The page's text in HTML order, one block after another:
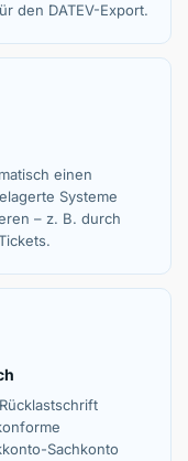
den DATEV-Export.
einen
Systeme
– z. B. durch
Sachkonto